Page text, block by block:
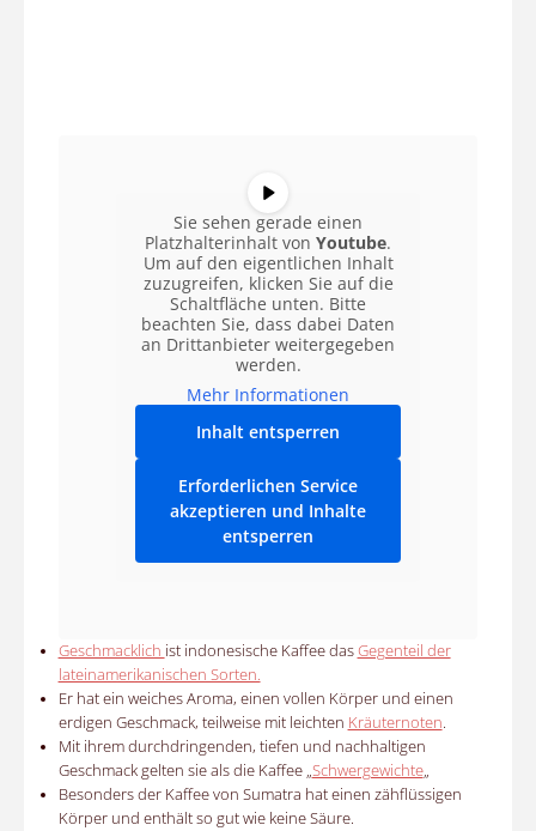
Sie sehen gerade einen
Platzhalterinhalt von Youtube.
Um auf den eigentlichen Inhalt
zuzugreifen, klicken Sie auf die
Schaltfläche unten. Bitte
beachten Sie, dass dabei Daten
an Drittanbieter weitergegeben
werden.
Mehr Informationen
Inhalt entsperren
Erforderlichen Service
akzeptieren und Inhalte
entsperren
Geschmacklich ist indonesische Kaffee dasGegenteil der
lateinamerikanischen Sorten.
Er hat ein weiches Aroma, einen vollen Körper und einen
erdigen Geschmack, teilweise mit leichten Kräuternoten.
Mit ihrem durchdringenden, tiefen und nachhaltigen
Geschmack gelten sie als die Kaffee „Schwergewichte„
Besonders der Kaffee von Sumatra hat einen zähflüssigen
Körper und enthält so gut wie keine Säure.